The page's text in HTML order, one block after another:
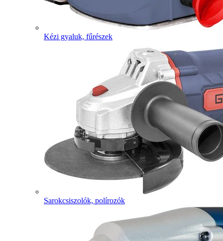
Kézi gyaluk, fűrészek
Sarokcsiszolók, polírozók